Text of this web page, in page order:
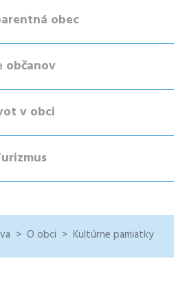
obec
občanov
v obci
O obci Kultúrne pamiatky